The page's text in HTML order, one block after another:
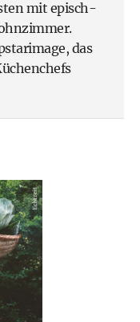
mit episch-
das